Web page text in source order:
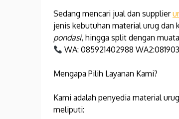
Sedang mencari jual dan supplier
jenis kebutuhan material urug dan
pondasi, hingga split dengan
WA: 085921402988
Mengapa Pilih Layanan Kami?
Kami adalah penyedia material
meliputi: